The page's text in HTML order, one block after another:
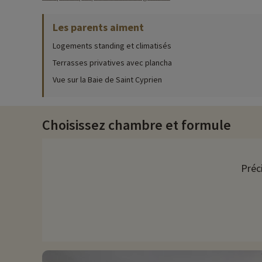
Pour vous rafraîchir, profitez de la piscine extérieure
Découvrez la région et activités famille
Pour ceux qui souhaitent découvrir la région, Les Terrasses
hautes façades austères. Découvrez le Parc Aventure de
Porto Vecchio offre une multitude d'activités nautiques :
Chez Familytrip nous découvrons chaque année de
remise directement en ligne après avoir choisi votre
Les parents aiment
Logements standing et climatisés
Terrasses privatives avec plancha
Vue sur la Baie de Saint Cyprien
Choisissez chambre et formule